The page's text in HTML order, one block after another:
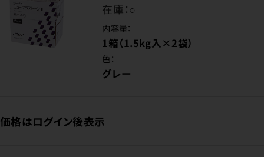
在庫：○
内容量：
1箱（1.5kg入×2袋）
色：
グレー
価格はログイン後表示